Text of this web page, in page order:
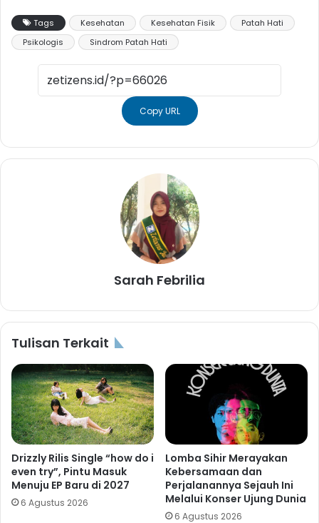
Tags Kesehatan Kesehatan Fisik
Patah Hati
Psikologis
Sindrom Patah Hati
Copy URL
Sarah Febrilia
Tulisan Terkait
Drizzly Rilis Single “how do i
even try”, Pintu Masuk
Menuju EP Baru di 2027
6 Agustus 2026
Lomba Sihir Merayakan
Kebersamaan dan
Perjalanannya Sejauh Ini
Melalui Konser Ujung Dunia
6 Agustus 2026